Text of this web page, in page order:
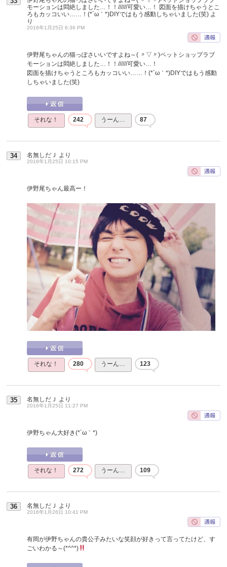
モーションは悶絶しました…！！//////可愛い…！ 図面を描けちゃうとこ
ろもカッコいい……！(*´ω｀*)DIYではもう感動しちゃいました(笑) よ
り
2016年1月25日 6:36 PM
伊野尾ちゃんの猫っぽさいいですよね～( 〃▽〃)ペットショップラブ
モーションは悶絶しました…！！//////可愛い…！
図面を描けちゃうところもカッコいい……！(*´ω｀*)DIYではもう感動
しちゃいました(笑)
それな！ 242 うーん… 87
34 名無しだＪ より
2016年1月25日 10:15 PM
伊野尾ちゃん最高ー！
それな！ 280 うーん… 123
35 名無しだＪ より
2016年1月25日 11:27 PM
伊野ちゃん大好き(*´ω｀*)
それな！ 272 うーん… 109
36 名無しだＪ より
2016年1月26日 10:41 PM
有岡が伊野ちゃんの貴公子みたいな笑顔が好きって言ってたけど、す
ごいわかる～(*^^*)